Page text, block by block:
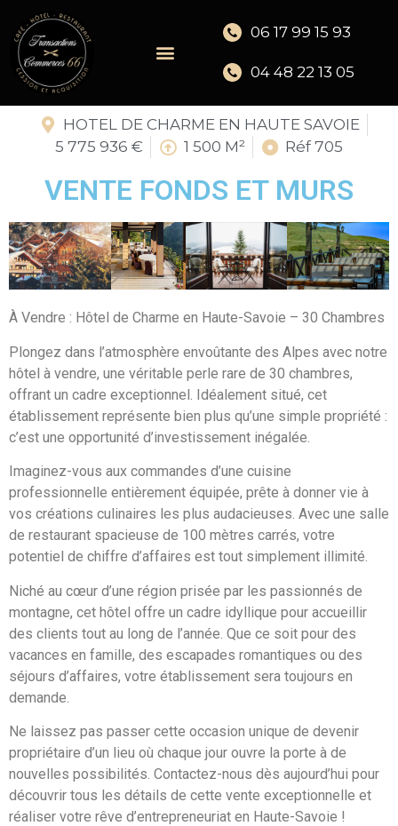
06 17 99 15 93
04 48 22 13 05
HOTEL DE CHARME EN HAUTE SAVOIE
5 775 936 €
1 500 M² Réf 705
VENTE FONDS ET MURS
À Vendre : Hôtel de Charme en Haute-Savoie – 30 Chambres
Plongez dans l’atmosphère envoûtante des Alpes avec notre
hôtel à vendre, une véritable perle rare de 30 chambres,
offrant un cadre exceptionnel. Idéalement situé, cet
établissement représente bien plus qu’une simple propriété :
c’est une opportunité d’investissement inégalée.
Imaginez-vous aux commandes d’une cuisine
professionnelle entièrement équipée, prête à donner vie à
vos créations culinaires les plus audacieuses. Avec une salle
de restaurant spacieuse de 100 mètres carrés, votre
potentiel de chiffre d’affaires est tout simplement illimité.
Niché au cœur d’une région prisée par les passionnés de
montagne, cet hôtel offre un cadre idyllique pour accueillir
des clients tout au long de l’année. Que ce soit pour des
vacances en famille, des escapades romantiques ou des
séjours d’affaires, votre établissement sera toujours en
demande.
Ne laissez pas passer cette occasion unique de devenir
propriétaire d’un lieu où chaque jour ouvre la porte à de
nouvelles possibilités. Contactez-nous dès aujourd’hui pour
découvrir tous les détails de cette vente exceptionnelle et
réaliser votre rêve d’entrepreneuriat en Haute-Savoie !